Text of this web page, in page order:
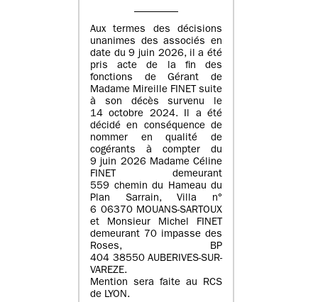
Aux termes des décisions
unanimes des associés en
date du 9 juin 2026, il a été
pris acte de la fin des
fonctions de Gérant de
Madame Mireille FINET suite
à son décès survenu le
14 octobre 2024. Il a été
décidé en conséquence de
nommer en qualité de
cogérants à compter du
9 juin 2026 Madame Céline
FINET demeurant
559 chemin du Hameau du
Plan Sarrain, Villa n°
6 06370 MOUANS-SARTOUX
et Monsieur Michel FINET
demeurant 70 impasse des
Roses, BP
404 38550 AUBERIVES-SUR-
VAREZE.
Mention sera faite au RCS
de LYON.